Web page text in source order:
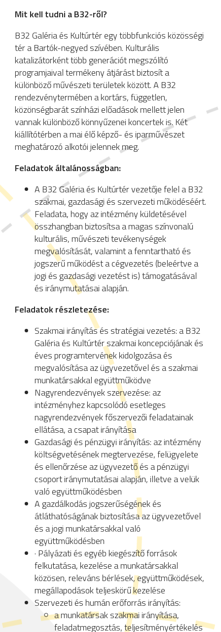
Mit kell tudni a B32-ről?
B32 Galéria és Kultúrtér egy többfunkciós közösségi
tér a Bartók-negyed szívében. Kulturális
katalizátorként több generációt megszólító
programjaival termékeny átjárást biztosít a
különböző művészeti területek között. A B32
rendezvénytermében a kortárs, független,
közönségbarát színházi előadások mellett jelen
vannak különböző könnyűzenei koncertek is. Két
kiállítótérben a mai élő képző- és iparművészet
meghatározó alkotói jelennek meg.
Feladatok általánosságban:
A B32 Galéria és Kultúrtér vezetője felel a B32
szakmai, gazdasági és szervezeti működéséért.
Feladata, hogy az intézmény küldetésével
összhangban biztosítsa a magas színvonalú
kulturális, művészeti tevékenységek
megvalósítását, valamint a fenntartható és
jogszerű működést a cégvezetés (beleértve a
jogi és gazdasági vezetést is) támogatásával
és iránymutatásai alapján.
Feladatok részletezése:
Szakmai irányítás és stratégiai vezetés: a B32
Galéria és Kultúrtér szakmai koncepciójának és
éves programtervének kidolgozása és
megvalósítása az ügyvezetővel és a szakmai
munkatársakkal együttműködve
Nagyrendezvények szervezése: az
intézményhez kapcsolódó esetleges
nagyrendezvények főszervezői feladatainak
ellátása, a csapat irányítása
Gazdasági és pénzügyi irányítás: az intézmény
költségvetésének megtervezése, felügyelete
és ellenőrzése az ügyvezető és a pénzügyi
csoport iránymutatásai alapján, illetve a velük
való együttműködésben
A gazdálkodás jogszerűségének és
átláthatóságának biztosítása az ügyvezetővel
és a jogi munkatársakkal való
együttműködésben
· Pályázati és egyéb kiegészítő források
felkutatása, kezelése a munkatársakkal
közösen, releváns bérlések, együttműködések,
megállapodások teljeskörű kezelése
Szervezeti és humán erőforrás irányítás:
a munkatársak szakmai irányítása,
feladatmegosztás, teljesítményértékelés